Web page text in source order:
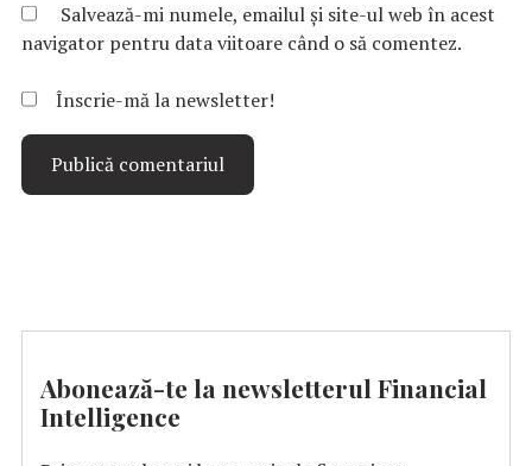
Salvează-mi numele, emailul și site-ul web în acest
navigator pentru data viitoare când o să comentez.
Înscrie-mă la newsletter!
Abonează-te la newsletterul Financial
Intelligence